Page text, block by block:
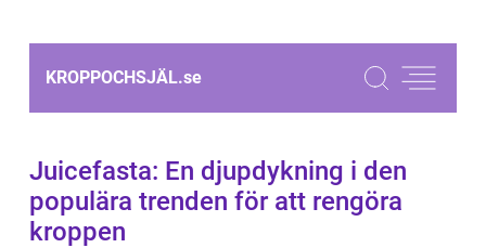
KROPPOCHSJÄL.se
Juicefasta: En djupdykning i den
populära trenden för att rengöra
kroppen